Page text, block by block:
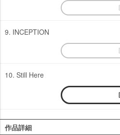
9. INCEPTION
10. Still Here
作品詳細